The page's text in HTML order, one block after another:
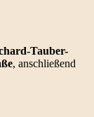
Tauber-
, anschließend